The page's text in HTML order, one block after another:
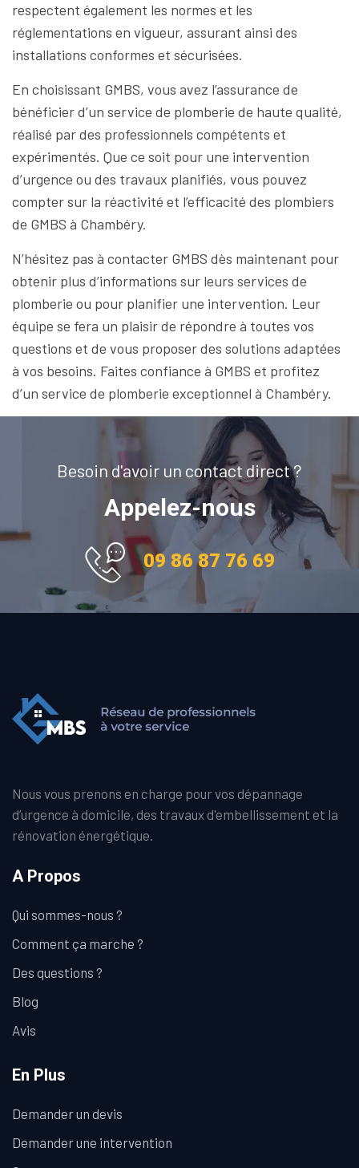
respectent également les normes et les
réglementations en vigueur, assurant ainsi des
installations conformes et sécurisées.
En choisissant GMBS, vous avez l’assurance de
bénéficier d’un service de plomberie de haute qualité,
réalisé par des professionnels compétents et
expérimentés. Que ce soit pour une intervention
d’urgence ou des travaux planifiés, vous pouvez
compter sur la réactivité et l’efficacité des plombiers
de GMBS à Chambéry.
N’hésitez pas à contacter GMBS dès maintenant pour
obtenir plus d’informations sur leurs services de
plomberie ou pour planifier une intervention. Leur
équipe se fera un plaisir de répondre à toutes vos
questions et de vous proposer des solutions adaptées
à vos besoins. Faites confiance à GMBS et profitez
d’un service de plomberie exceptionnel à Chambéry.
Besoin d'avoir un contact direct ?
Appelez-nous
09 86 87 76 69
Nous vous prenons en charge pour vos dépannage
d’urgence à domicile, des travaux d'embellissement et la
rénovation énergétique.
A Propos
Qui sommes-nous ?
Comment ça marche ?
Des questions ?
Blog
Avis
En Plus
Demander un devis
Demander une intervention